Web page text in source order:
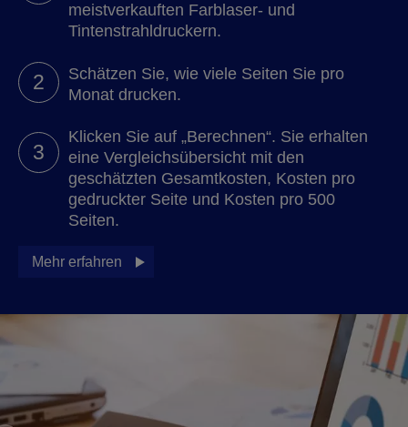
meistverkauften Farblaser- und
Tintenstrahldruckern.
2
Schätzen Sie, wie viele Seiten Sie pro
Monat drucken.
3
Klicken Sie auf „Berechnen“. Sie erhalten
eine Vergleichsübersicht mit den
geschätzten Gesamtkosten, Kosten pro
gedruckter Seite und Kosten pro 500
Seiten.
Mehr erfahren